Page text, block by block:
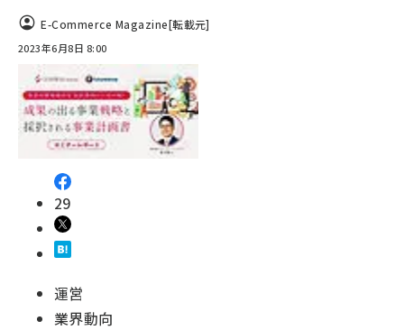
E-Commerce Magazine[転載元]
2023年6月8日 8:00
29
運営
業界動向